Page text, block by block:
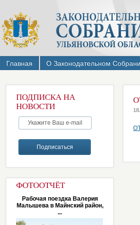
Главная О Законодательном
ПОДПИСКА НА
НОВОСТИ
ФОТООТЧЁТ
Рабочая поездка Валерия
Малышева в Майнский район,
...